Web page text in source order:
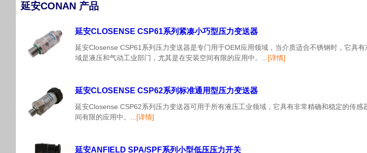
延安CONAN 产品
延安CLOSENSE CSP61系列紧凑小巧型压力变送器
延安Closense CSP61系列压力变送器是专门用于OEM应用领域，当介质适合不锈钢时，它具
域是液压和气动工业部门，尤其是在安装空间有限的应用中。... [详情]
延安CLOSENSE CSP62系列标准通用型压力变送器
延安Closense CSP62系列压力变送器可用于所有液压工业领域，它具有非常精确和稳定的传
间有限的应用中。... [详情]
延安ANFIELD SPA/SPF系列小型低压压力开关